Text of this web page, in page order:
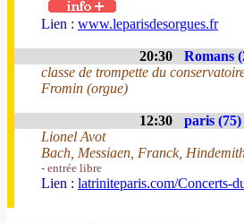
Lien : www.leparisdesorgues.fr
20:30 Romans
classe de trompette du
Fromin (orgue)
12:30 paris (75)
Lionel Avot
Bach, Messiaen, Franck,
- entrée libre
Lien : latriniteparis.com/Concerts-